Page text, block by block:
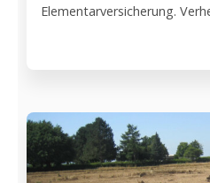
Elementarversicherung.
gehen seit Donnertag, den